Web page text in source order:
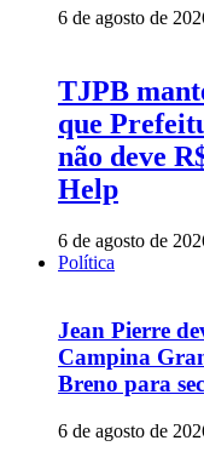
6 de agosto de
TJPB
que
não deve
Help
6 de agosto de
Política
Jean Pierre
Campina
Breno para
6 de agosto de